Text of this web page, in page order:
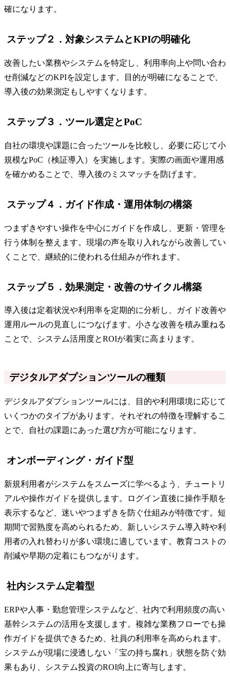
確になります。
ステップ２．対象システムとKPIの明確化
改善したい業務やシステムを特定し、利用率向上や問い合わ
せ削減などのKPIを設定します。目的が明確になることで、
導入後の効果測定もしやすくなります。
ステップ３．ツール選定とPoC
自社の環境や課題に合ったツールを比較し、必要に応じて小
規模なPoC（検証導入）を実施します。実際の画面や運用感
を確かめることで、導入後のミスマッチを防げます。
ステップ４．ガイド作成・運用体制の構築
つまずきやすい操作を中心にガイドを作成し、更新・管理を
行う体制を整えます。現場の声を取り入れながら改善してい
くことで、継続的に使われる仕組みが作れます。
ステップ５．効果測定・改善のサイクル構築
導入後は定着状況や利用率を定期的に分析し、ガイド改善や
運用ルールの見直しにつなげます。小さな改善を積み重ねる
ことで、システム活用度とROIが着実に高まります。
デジタルアダプションツールの種類
デジタルアダプションツールには、目的や利用環境に応じて
いくつかのタイプがあります。それぞれの特徴を理解するこ
とで、自社の課題にあった選び方が可能になります。
オンボーディング・ガイド型
新規利用者がシステムをスムーズに学べるよう、チュートリ
アルや操作ガイドを提供します。ログイン直後に操作手順を
表示するなど、迷いやつまずきを防ぐ仕組みが特徴です。短
期間で習熟度を高められるため、新しいシステム導入時や利
用者の入れ替わりが多い環境に適しています。教育コストの
削減や早期の定着にもつながります。
社内システム定着型
ERPや人事・勤怠管理システムなど、社内で利用頻度の高い
基幹システムの活用を支援します。複雑な業務フローでも操
作ガイドを提供できるため、社員の利用率を高められます。
システムが現場に浸透しない「宝の持ち腐れ」状態を防ぐ効
果もあり、システム投資のROI向上に寄与します。